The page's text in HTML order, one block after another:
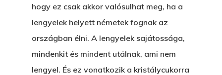
hogy ez csak akkor valósulhat meg, ha a
lengyelek helyett németek fognak az
országban élni. A lengyelek sajátossága,
mindenkit és mindent utálnak, ami nem
lengyel. És ez vonatkozik a kristálycukorra
Pofád, Az Van!
Ment A Hűtlen
The Castle
Unit 345
2500 Castle Dr